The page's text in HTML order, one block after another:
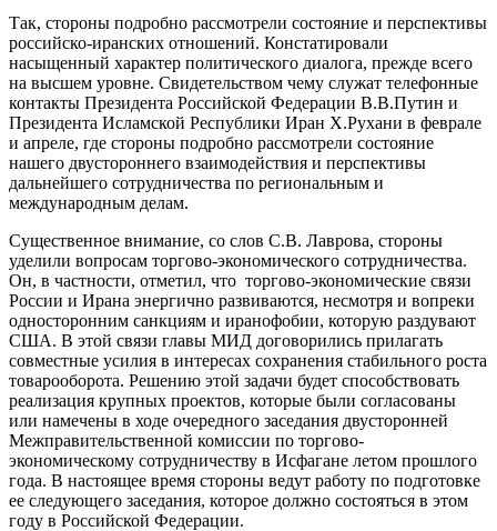
Так, стороны подробно рассмотрели состояние и перспективы
российско-иранских отношений. Констатировали
насыщенный характер политического диалога, прежде всего
на высшем уровне. Свидетельством чему служат телефонные
контакты Президента Российской Федерации В.В.Путин и
Президента Исламской Республики Иран Х.Рухани в феврале
и апреле, где стороны подробно рассмотрели состояние
нашего двустороннего взаимодействия и перспективы
дальнейшего сотрудничества по региональным и
международным делам.
Существенное внимание, со слов С.В. Лаврова, стороны
уделили вопросам торгово-экономического сотрудничества.
Он, в частности, отметил, что торгово-экономические связи
России и Ирана энергично развиваются, несмотря и вопреки
односторонним санкциям и иранофобии, которую раздувают
США. В этой связи главы МИД договорились прилагать
совместные усилия в интересах сохранения стабильного роста
товарооборота. Решению этой задачи будет способствовать
реализация крупных проектов, которые были согласованы
или намечены в ходе очередного заседания двусторонней
Межправительственной комиссии по торгово-
экономическому сотрудничеству в Исфагане летом прошлого
года. В настоящее время стороны ведут работу по подготовке
ее следующего заседания, которое должно состояться в этом
году в Российской Федерации.